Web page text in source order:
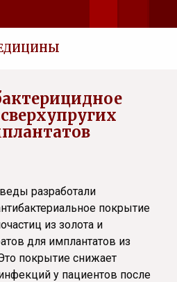
разработали
покрытие
из золота и
для имплантатов из
покрытие снижает
у пациентов после